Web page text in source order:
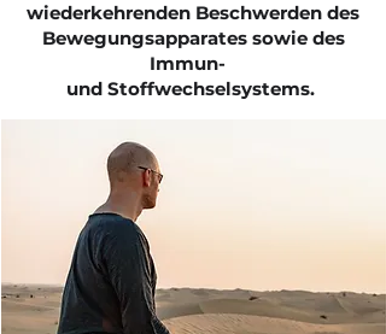
wiederkehrenden Beschwerden des
Bewegungsapparates sowie des
Immun-
und Stoffwechselsystems.